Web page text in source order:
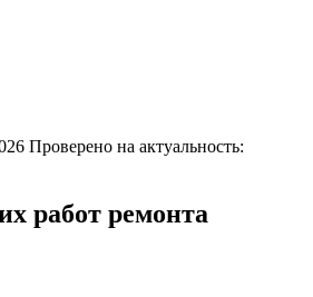
Проверено на актуальность:
работ ремонта